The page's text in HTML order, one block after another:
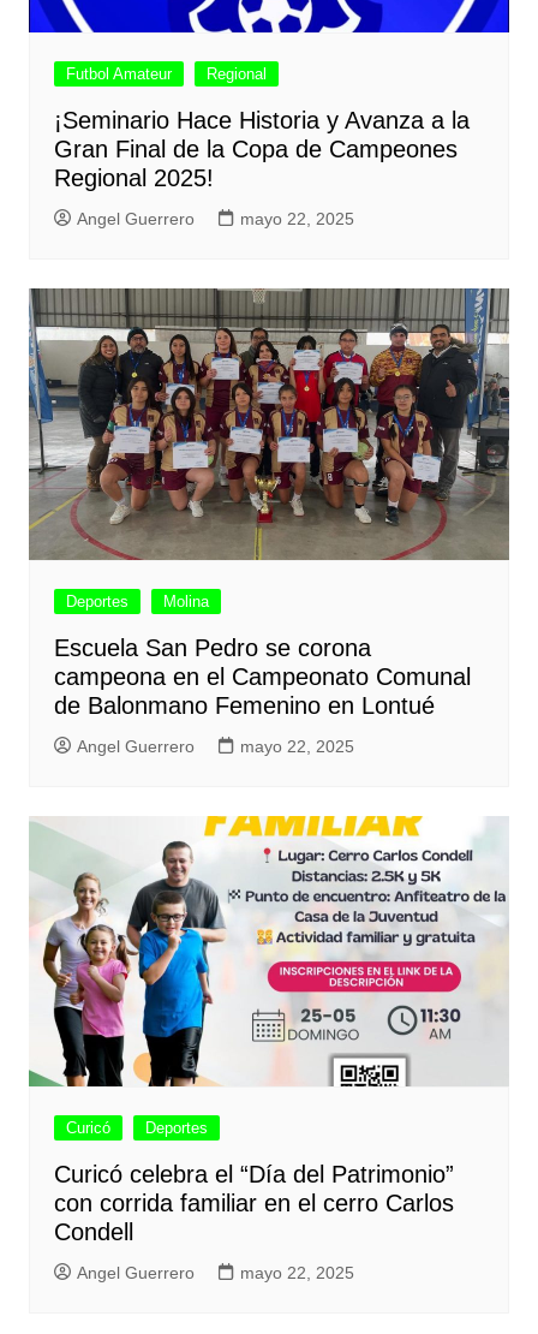
Futbol Amateur Regional
¡Seminario Hace Historia y Avanza a la
Gran Final de la Copa de Campeones
Regional 2025!
Angel Guerrero mayo 22, 2025
Deportes Molina
Escuela San Pedro se corona
campeona en el Campeonato Comunal
de Balonmano Femenino en Lontué
Angel Guerrero mayo 22, 2025
Curicó Deportes
Curicó celebra el “Día del Patrimonio”
con corrida familiar en el cerro Carlos
Condell
Angel Guerrero mayo 22, 2025